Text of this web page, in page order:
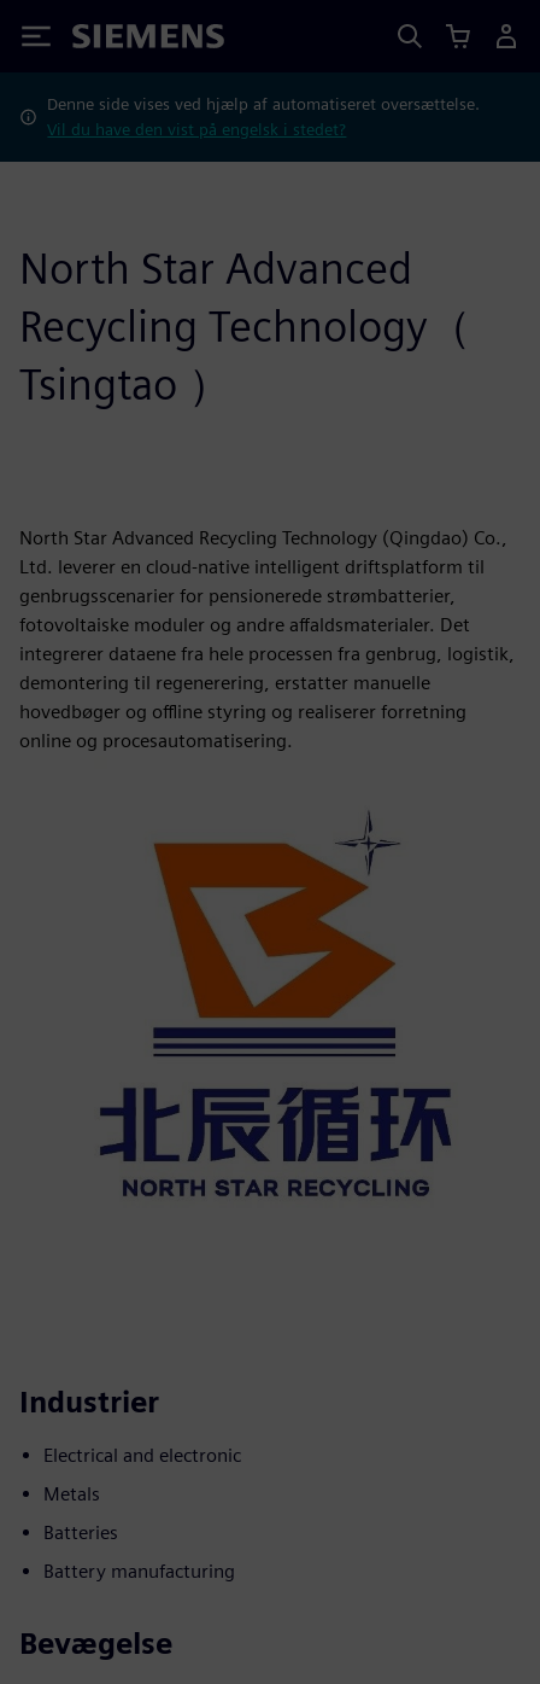
Siemens
Denne side vises ved hjælp af automatiseret oversættelse.
Vil du have den vist på engelsk i stedet?
North Star Advanced
Recycling Technology（
Tsingtao ）
North Star Advanced Recycling Technology (Qingdao) Co.,
Ltd. leverer en cloud-native intelligent driftsplatform til
genbrugsscenarier for pensionerede strømbatterier,
fotovoltaiske moduler og andre affaldsmaterialer. Det
integrerer dataene fra hele processen fra genbrug, logistik,
demontering til regenerering, erstatter manuelle
hovedbøger og offline styring og realiserer forretning
online og procesautomatisering.
Industrier
Electrical and electronic
Metals
Batteries
Battery manufacturing
Bevægelse